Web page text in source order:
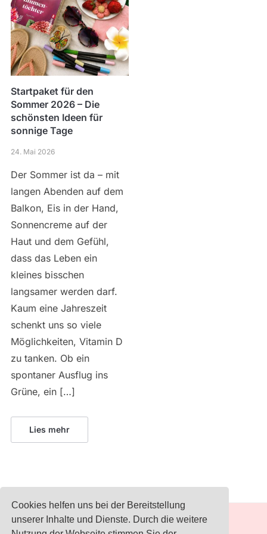
Cookies helfen uns bei der Bereitstellung
unserer Inhalte und Dienste. Durch die weitere
Startpaket für den
Sommer 2026 – Die
schönsten Ideen für
sonnige Tage
24. Mai 2026
Der Sommer ist da – mit
langen Abenden auf dem
Balkon, Eis in der Hand,
Sonnencreme auf der
Haut und dem Gefühl,
dass das Leben ein
kleines bisschen
langsamer werden darf.
Kaum eine Jahreszeit
schenkt uns so viele
Möglichkeiten, Vitamin D
zu tanken. Ob ein
spontaner Ausflug ins
Grüne, ein […]
Lies mehr